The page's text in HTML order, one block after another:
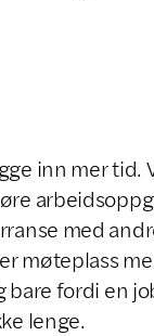
inn mer tid.
med
møteplass
fordi en
lenge.